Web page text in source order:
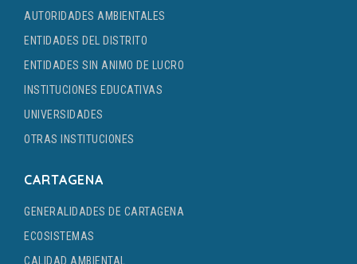
AUTORIDADES AMBIENTALES
ENTIDADES DEL DISTRITO
ENTIDADES SIN ANIMO DE LUCRO
INSTITUCIONES EDUCATIVAS
UNIVERSIDADES
OTRAS INSTITUCIONES
CARTAGENA
GENERALIDADES DE CARTAGENA
ECOSISTEMAS
CALIDAD AMBIENTAL